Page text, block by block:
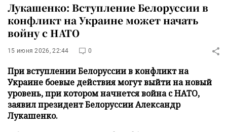
Лукашенко: Вступление Белоруссии в
конфликт на Украине может начать
войну с НАТО
15 июня 2026, 22:44 0
При вступлении Белоруссии в конфликт на
Украине боевые действия могут выйти на новый
уровень, при котором начнется война с НАТО,
заявил президент Белоруссии Александр
Лукашенко.